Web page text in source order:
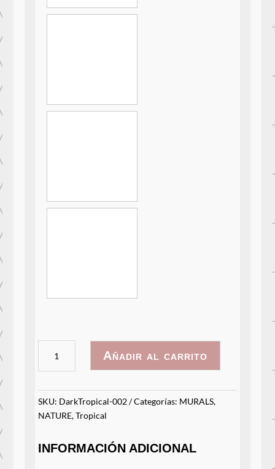
cantidad
Añadir al carrito
SKU: DarkTropical-002 Categorías: MURALS,
NATURE,Tropical
INFORMACIÓN ADICIONAL